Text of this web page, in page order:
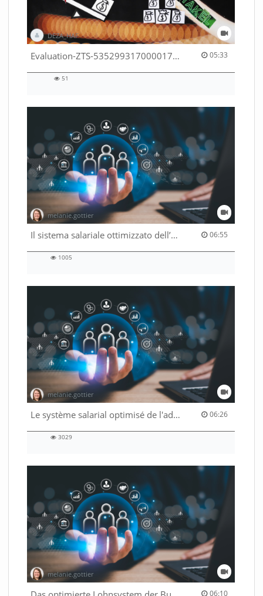
DEZA_HAF
Evaluation-ZTS-53529931700001791 05:33
05:33 duration
51
melanie.gottier
Il sistema salariale ottimizzato dell’Amministrazione federale 06:55
06:55 duration
1005
melanie.gottier
Le système salarial optimisé de l'administration fédérale 06:26
06:26 duration
3029
melanie.gottier
06:10
06:10 duration